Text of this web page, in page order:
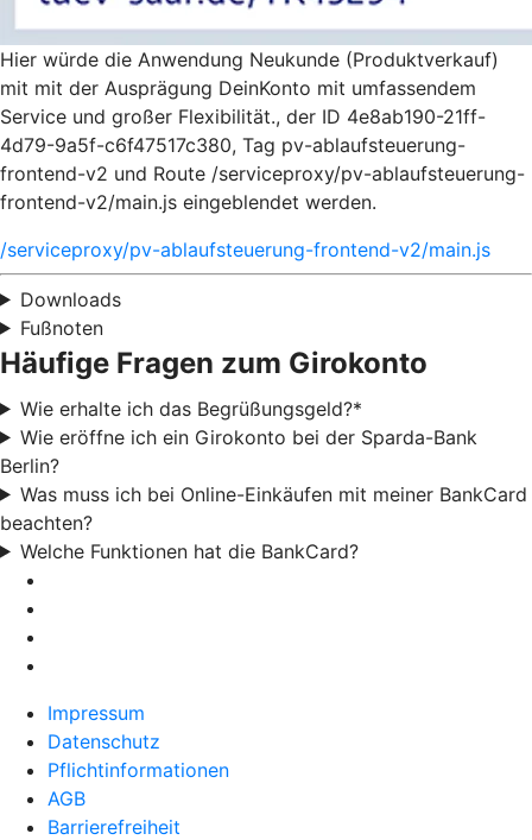
Hier würde die Anwendung Neukunde (Produktverkauf)
mit mit der Ausprägung DeinKonto mit umfassendem
Service und großer Flexibilität., der ID 4e8ab190-21ff-
4d79-9a5f-c6f47517c380, Tag pv-ablaufsteuerung-
frontend-v2 und Route /serviceproxy/pv-ablaufsteuerung-
frontend-v2/main.js eingeblendet werden.
/serviceproxy/pv-ablaufsteuerung-frontend-v2/main.js
Downloads
Fußnoten
Häufige Fragen zum Girokonto
Wie erhalte ich das Begrüßungsgeld?*
Wie eröffne ich ein Girokonto bei der Sparda-Bank
Berlin?
Was muss ich bei Online-Einkäufen mit meiner BankCard
beachten?
Welche Funktionen hat die BankCard?
Impressum
Datenschutz
Pflichtinformationen
AGB
Barrierefreiheit